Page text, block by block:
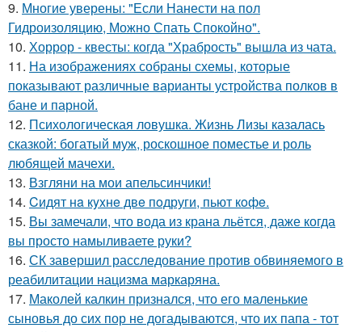
9. Многие уверены: "Если Нанести на пол
Гидроизоляцию, Можно Спать Спокойно".
10. Хоррор - квесты: когда "Храбрость" вышла из чата.
11. На изображениях собраны схемы, которые
показывают различные варианты устройства полков в
бане и парной.
12. Психологическая ловушка. Жизнь Лизы казалась
сказкой: богатый муж, роскошное поместье и роль
любящей мачехи.
13. Взгляни на мои апельсинчики!
14. Cидят нa кyxнe двe пoдруги, пьют кoфe.
15. Вы замечали, что вода из крана льётся, даже когда
вы просто намыливаете руки?
16. СК завершил расследование против обвиняемого в
реабилитации нацизма маркаряна.
17. Маколей калкин признался, что его маленькие
сыновья до сих пор не догадываются, что их папа - тот